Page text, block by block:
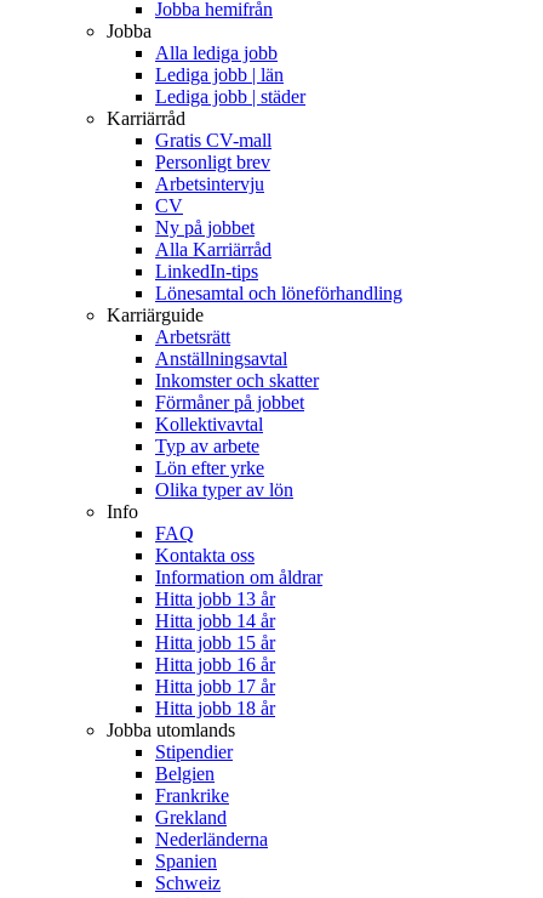
Jobba hemifrån
Jobba
Alla lediga jobb
Lediga jobb | län
Lediga jobb | städer
Karriärråd
Gratis CV-mall
Personligt brev
Arbetsintervju
CV
Ny på jobbet
Alla Karriärråd
LinkedIn-tips
Lönesamtal och löneförhandling
Karriärguide
Arbetsrätt
Anställningsavtal
Inkomster och skatter
Förmåner på jobbet
Kollektivavtal
Typ av arbete
Lön efter yrke
Olika typer av lön
Info
FAQ
Kontakta oss
Information om åldrar
Hitta jobb 13 år
Hitta jobb 14 år
Hitta jobb 15 år
Hitta jobb 16 år
Hitta jobb 17 år
Hitta jobb 18 år
Jobba utomlands
Stipendier
Belgien
Frankrike
Grekland
Nederländerna
Spanien
Schweiz